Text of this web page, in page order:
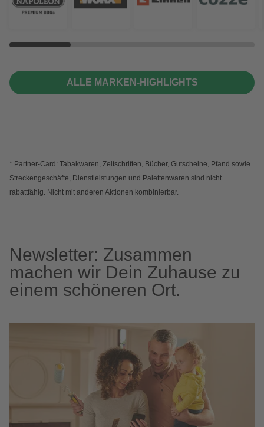
ALLE MARKEN-HIGHLIGHTS
* Partner-Card: Tabakwaren, Zeitschriften, Bücher, Gutscheine, Pfand sowie
Streckengeschäfte, Dienstleistungen und Palettenwaren sind nicht
rabattfähig. Nicht mit anderen Aktionen kombinierbar.
Newsletter: Zusammen
machen wir Dein Zuhause zu
einem schöneren Ort.